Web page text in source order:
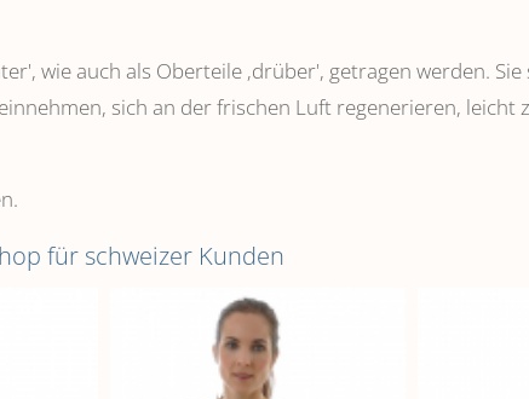
wie auch als Oberteile ‚drüber', getragen werden.
sich an der frischen Luft regenerieren, leicht
für schweizer Kunden